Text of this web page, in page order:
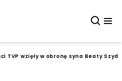
TVP wzięły w obronę syna Beaty